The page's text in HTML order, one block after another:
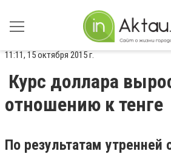
11:11, 15 октября 2015 г.
Курс доллара
отношению к тенге
По результатам утренней